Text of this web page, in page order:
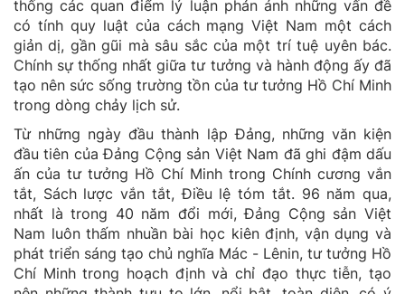
thống các quan điểm lý luận phản ánh những vấn đề
có tính quy luật của cách mạng Việt Nam một cách
giản dị, gần gũi mà sâu sắc của một trí tuệ uyên bác.
Chính sự thống nhất giữa tư tưởng và hành động ấy đã
tạo nên sức sống trường tồn của tư tưởng Hồ Chí Minh
trong dòng chảy lịch sử.
Từ những ngày đầu thành lập Đảng, những văn kiện
đầu tiên của Đảng Cộng sản Việt Nam đã ghi đậm dấu
ấn của tư tưởng Hồ Chí Minh trong Chính cương vắn
tắt, Sách lược vắn tắt, Điều lệ tóm tắt. 96 năm qua,
nhất là trong 40 năm đổi mới, Đảng Cộng sản Việt
Nam luôn thấm nhuần bài học kiên định, vận dụng và
phát triển sáng tạo chủ nghĩa Mác - Lênin, tư tưởng Hồ
Chí Minh trong hoạch định và chỉ đạo thực tiễn, tạo